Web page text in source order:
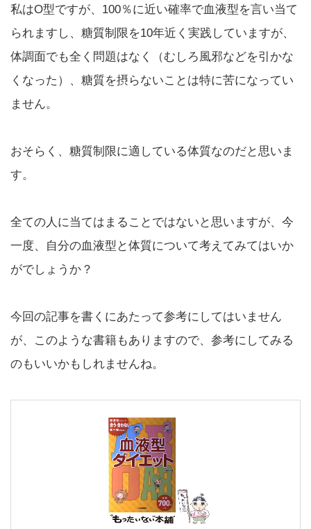
私はO型ですが、100％に近い確率で血液型を言い当て
られますし、糖質制限を10年近く実践していますが、
体調面でも全く問題はなく（むしろ風邪などを引かな
くなった）、糖質を摂らないことは特に苦になってい
ません。
おそらく、糖質制限に適している体質なのだと思いま
す。
全ての人に当てはまることではないと思いますが、今
一度、自分の血液型と体質について考えてみてはいか
がでしょうか？
今回の記事を書くにあたって参考にしてはいません
が、このような書籍もありますので、参考にしてみる
のもいいかもしれませんね。